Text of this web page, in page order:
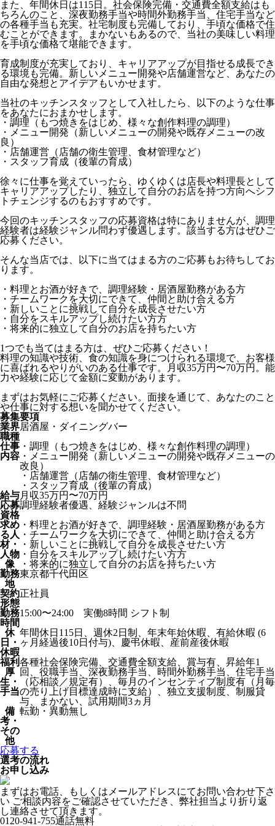
また、年間休日は115日。社会保険完備・交通費全額支給はも
ちろんのこと、深夜勤務手当や時間外勤務手当、住宅手当など
の各種手当も充実。社宅制度も完備しており、手頃な価格で住
むことができます。まかないもあるので、当社の美味しい料理
を手頃な価格て堪能できます。
育成制度が充実しており、キャリアアップが目指せる成長でき
る環境も完備。新しいメニュー開発や店舗運営など、あなたの
自由な発想とアイデアもいかせます。
当社のキッチンスタッフとして入社したら、以下のような仕事
をあなたにおまかせします。
・調理（もつ焼きをはじめ、様々な創作料理の調理）
・メニュー開発（新しいメニューの開発や既存メニューの改
良）
・店舗運営（店舗の衛生管理、食材管理など）
・スタッフ育成（後輩の育成）
徐々に仕事を覚えていったら、ゆくゆくは店長や料理長として
キャリアアップしたり、独立して自分のお店を持つ方向へシフ
トチェンジするのもおすすめです。
今回のキッチンスタッフの応募資格は特にありませんが、調理
経験者は経験ジャンル問わず優遇します。該当する方はぜひご
応募ください。
そんな当店では、以下に当てはまる方のご応募もお待ちしてお
ります。
・料理とお酒が好きで、調理経験・居酒屋勤務がある方
・チームワークを大切にできて、仲間と助け合える方
・新しいことに挑戦して自分を成長させたい方
・自分をスキルアップし続けたい方方
・将来的に独立して自分のお店を持ちたい方
1つでも当てはまる方は、ぜひご応募ください！
料理の知識や技術、食の知識を身につけられる環境で、お客様
に喜ばれるやりがいのある仕事です。月収35万円〜70万円。能
力や経験に応じて金額に変動があります。
まずはお気軽にご応募ください。面接を通じて、あなたのこと
や仕事に対する想いを聞かせてください。
募集要項
業界居酒屋・ダイニングバー
職種
仕事
内容
・調理（もつ焼きをはじめ、様々な創作料理の調理）
・メニュー開発（新しいメニューの開発や既存メニューの
改良）
・店舗運営（店舗の衛生管理、食材管理など）
・スタッフ育成（後輩の育成）
給与月収35万円〜70万円
応募
資格
調理経験者優遇、経験ジャンルは不問
求め
る人
材・
人物
像
・料理とお酒が好きで、調理経験・居酒屋勤務がある方
・チームワークを大切にできて、仲間と助け合える方
・新しいことに挑戦して自分を成長させたい方
・自分をスキルアップし続けたい方方
・将来的に独立して自分のお店を持ちたい方
勤務
地
東京都千代田区
契約
形態
正社員
勤務
時間
15:00〜24:00 実働8時間 シフト制
休
日・
休暇
年間休日115日、週休2日制、年末年始休暇、有給休暇 (6
ヶ月経過後10日付与)、慶弔休暇、産前産後休暇
福利
厚
生・
手当
各種社会保険完備、交通費全額支給、賞与有、昇給年1
回、役職手当、深夜勤務手当、時間外勤務手当、住宅手当
（応相談／規定有）、毎月のインセンティブ制度有（月毎
の売り上げ目標達成時に支給）、独立支援制度、制服貸
与、まかない、試用期間3ヵ月
備
考・
その
他
転勤・異動無し
応募する
選考の流れ
お申し込み
まずはお電話、もしくはメールアドレスにてお問い合わせ下さ
い ご相談内容をご確認させていただき、弊社担当より折り返
し連絡させて頂きます。
0120-941-755通話無料